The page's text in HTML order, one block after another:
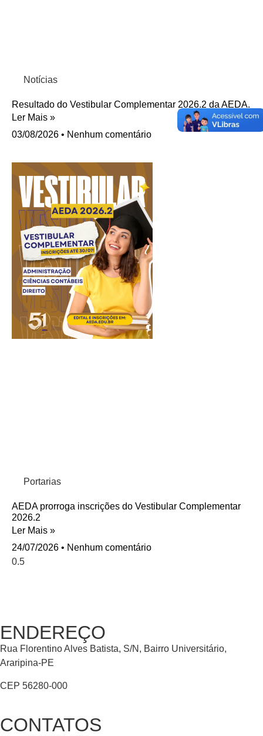
Notícias
Resultado do Vestibular Complementar 2026.2 da AEDA.
Ler Mais »
03/08/2026
Nenhum comentário
Portarias
AEDA prorroga inscrições do Vestibular Complementar
2026.2
Ler Mais »
24/07/2026
Nenhum comentário
ENDEREÇO
Rua Florentino Alves Batista, S/N, Bairro Universitário,
Araripina-PE
CEP 56280-000
CONTATOS